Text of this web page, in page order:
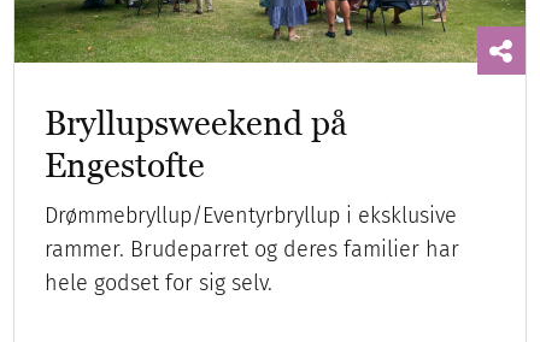
Bryllupsweekend på
Engestofte
Drømmebryllup/Eventyrbryllup i eksklusive
rammer. Brudeparret og deres familier har
hele godset for sig selv.